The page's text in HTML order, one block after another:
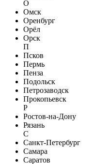
О
Омск
Оренбург
Орёл
Орск
П
Псков
Пермь
Пенза
Подольск
Петрозаводск
Прокопьевск
Р
Ростов-на-Дону
Рязань
С
Санкт-Петербург
Самара
Саратов